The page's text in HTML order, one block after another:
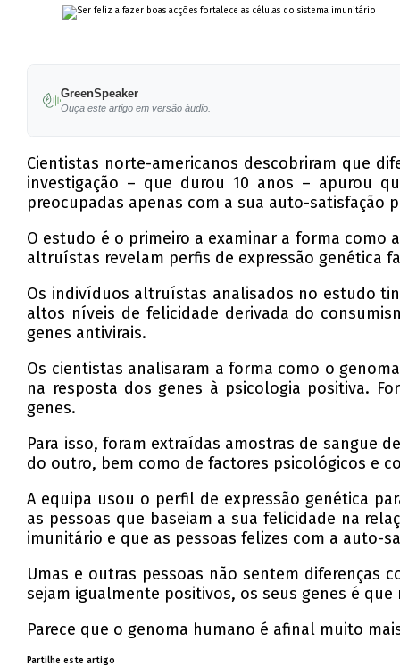
GreenSpeaker
Ouça este artigo em versão áudio.
Cientistas norte-americanos descobriram que
investigação – que durou 10 anos – apurou
preocupadas apenas com a sua auto-satisfação
O estudo é o primeiro a examinar a forma como
altruístas revelam perfis de expressão genética
Os indivíduos altruístas analisados no estudo
altos níveis de felicidade derivada do
genes antivirais.
Os cientistas analisaram a forma como o
na resposta dos genes à psicologia positiva.
genes.
Para isso, foram extraídas amostras de sangue
do outro, bem como de factores psicológicos e
A equipa usou o perfil de expressão genética
as pessoas que baseiam a sua felicidade na
imunitário e que as pessoas felizes com a auto-
Umas e outras pessoas não sentem diferenças
sejam igualmente positivos, os seus genes é
Parece que o genoma humano é afinal muito
Partilhe este artigo